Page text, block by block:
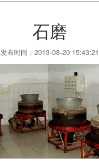
石磨
发布时间：2013-08-20 15:43:21